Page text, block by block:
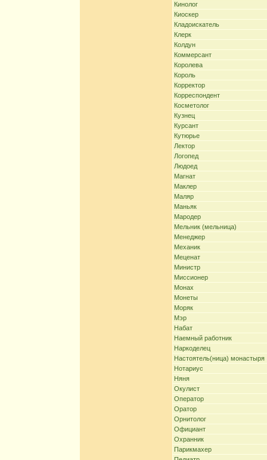
Кинолог
Киоскер
Кладоискатель
Клерк
Колдун
Коммерсант
Королева
Король
Корректор
Корреспондент
Косметолог
Кузнец
Курсант
Кутюрье
Лектор
Логопед
Людоед
Магнат
Маклер
Маляр
Маньяк
Мародер
Мельник (мельница)
Менеджер
Механик
Меценат
Министр
Миссионер
Монах
Монеты
Моряк
Мэр
Набат
Наемный работник
Наркоделец
Настоятель(ница) монастыря
Нотариус
Няня
Окулист
Оператор
Оратор
Орнитолог
Официант
Охранник
Парикмахер